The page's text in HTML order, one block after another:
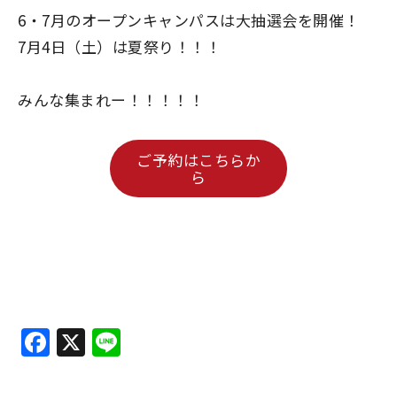
6・7月のオープンキャンパスは大抽選会を開催！
7月4日（土）は夏祭り！！！
みんな集まれー！！！！！
ご予約はこちらか
ら
F
a
X